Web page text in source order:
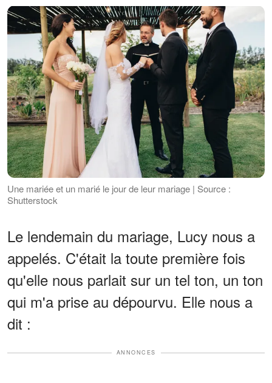
Une mariée et un marié le jour de leur mariage | Source :
Shutterstock
Le lendemain du mariage, Lucy nous a
appelés. C'était la toute première fois
qu'elle nous parlait sur un tel ton, un ton
qui m'a prise au dépourvu. Elle nous a
dit :
ANNONCES